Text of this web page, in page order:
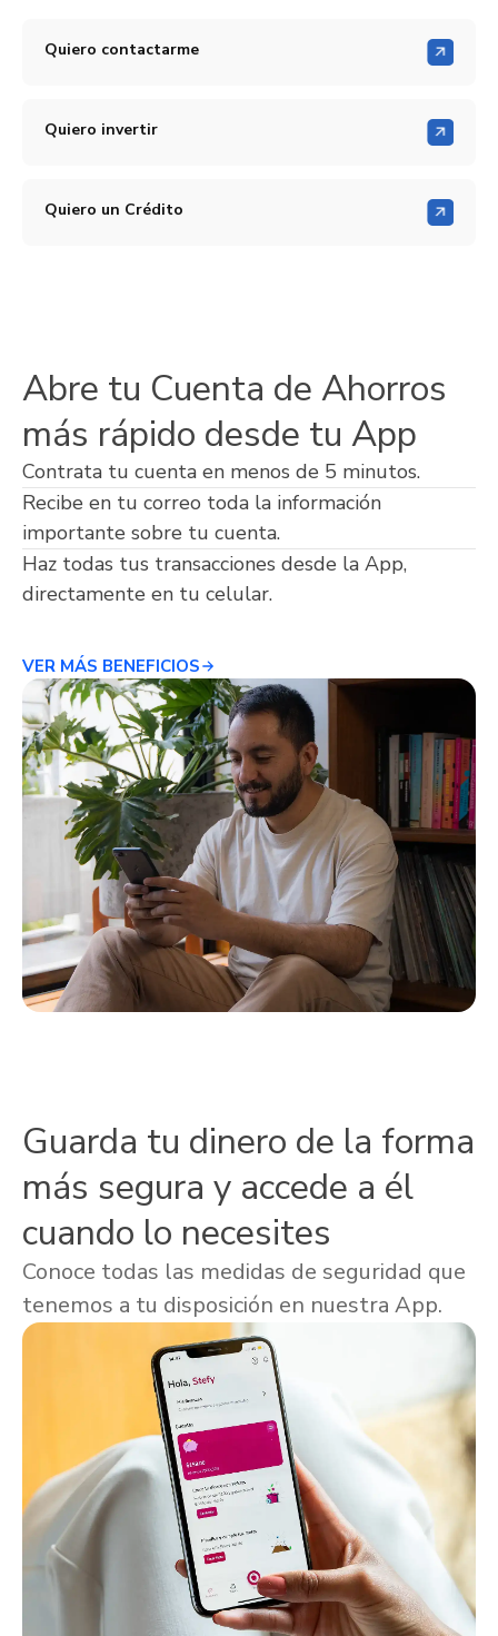
Quiero contactarme
Quiero invertir
Quiero un Crédito
Abre tu Cuenta de Ahorros
más rápido desde tu App
Contrata tu cuenta en menos de 5 minutos.
Recibe en tu correo toda la información
importante sobre tu cuenta.
Haz todas tus transacciones desde la App,
directamente en tu celular.
VER MÁS BENEFICIOS
Guarda tu dinero de la forma
más segura y accede a él
cuando lo necesites
Conoce todas las medidas de seguridad que
tenemos a tu disposición en nuestra App.